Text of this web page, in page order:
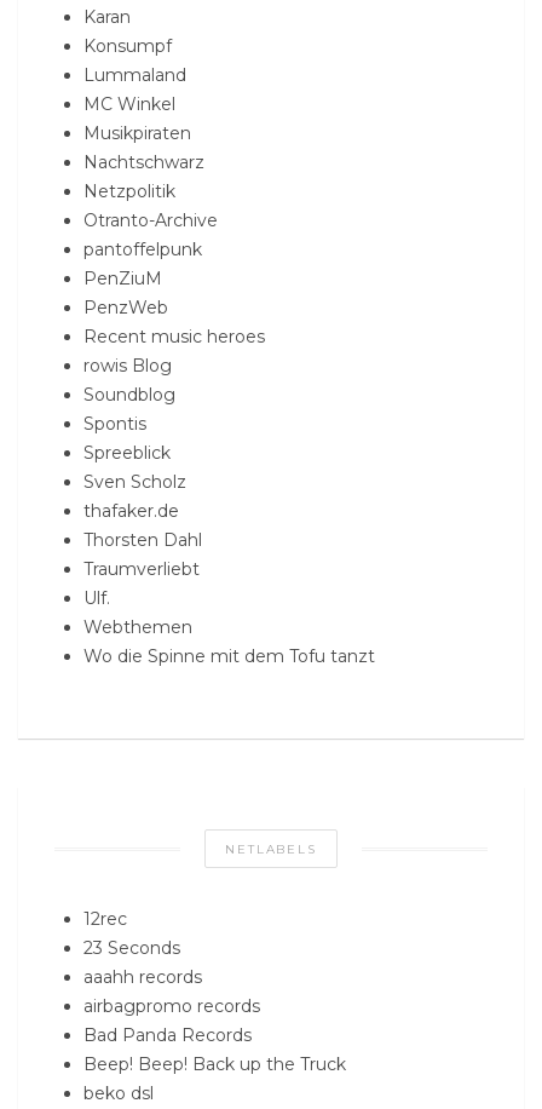
Karan
Konsumpf
Lummaland
MC Winkel
Musikpiraten
Nachtschwarz
Netzpolitik
Otranto-Archive
pantoffelpunk
PenZiuM
PenzWeb
Recent music heroes
rowis Blog
Soundblog
Spontis
Spreeblick
Sven Scholz
thafaker.de
Thorsten Dahl
Traumverliebt
Ulf.
Webthemen
Wo die Spinne mit dem Tofu tanzt
NETLABELS
12rec
23 Seconds
aaahh records
airbagpromo records
Bad Panda Records
Beep! Beep! Back up the Truck
beko dsl